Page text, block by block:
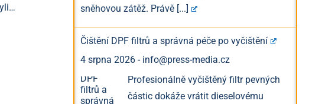
sněhovou zátěž. Právě [...]
Čištění DPF filtrů a správná péče po vyčištění
4 srpna 2026 - info@press-media.cz
Profesionálně vyčištěný filtr pevných
částic dokáže vrátit dieselovému